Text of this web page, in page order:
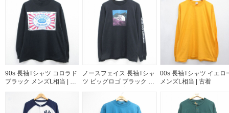
90s 長袖Tシャツ コロラド
ブラック メンズL相当 | 古
ノースフェイス 長袖Tシャ
ツ ビッグロゴ ブラック メ
00s 長袖Tシャツ イエロ
メンズL相当 | 古着